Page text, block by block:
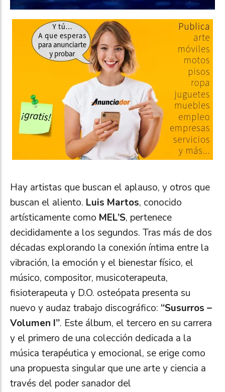
Hay artistas que buscan el aplauso, y otros que
buscan el aliento. Luis Martos, conocido
artísticamente como MEL’S, pertenece
decididamente a los segundos. Tras más de dos
décadas explorando la conexión íntima entre la
vibración, la emoción y el bienestar físico, el
músico, compositor, musicoterapeuta,
fisioterapeuta y D.O. osteópata presenta su
nuevo y audaz trabajo discográfico: “Susurros –
Volumen I”. Este álbum, el tercero en su carrera
y el primero de una colección dedicada a la
música terapéutica y emocional, se erige como
una propuesta singular que une arte y ciencia a
través del poder sanador del